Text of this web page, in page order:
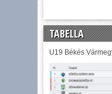
TABELLA
U19 Békés